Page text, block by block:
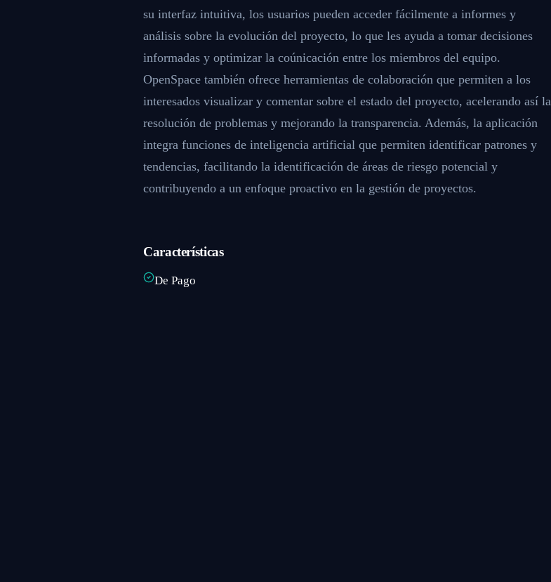
su interfaz intuitiva, los usuarios pueden acceder fácilmente a informes y
análisis sobre la evolución del proyecto, lo que les ayuda a tomar decisiones
informadas y optimizar la coúnicación entre los miembros del equipo.
OpenSpace también ofrece herramientas de colaboración que permiten a los
interesados visualizar y comentar sobre el estado del proyecto, acelerando así la
resolución de problemas y mejorando la transparencia. Además, la aplicación
integra funciones de inteligencia artificial que permiten identificar patrones y
tendencias, facilitando la identificación de áreas de riesgo potencial y
contribuyendo a un enfoque proactivo en la gestión de proyectos.
Características
De Pago